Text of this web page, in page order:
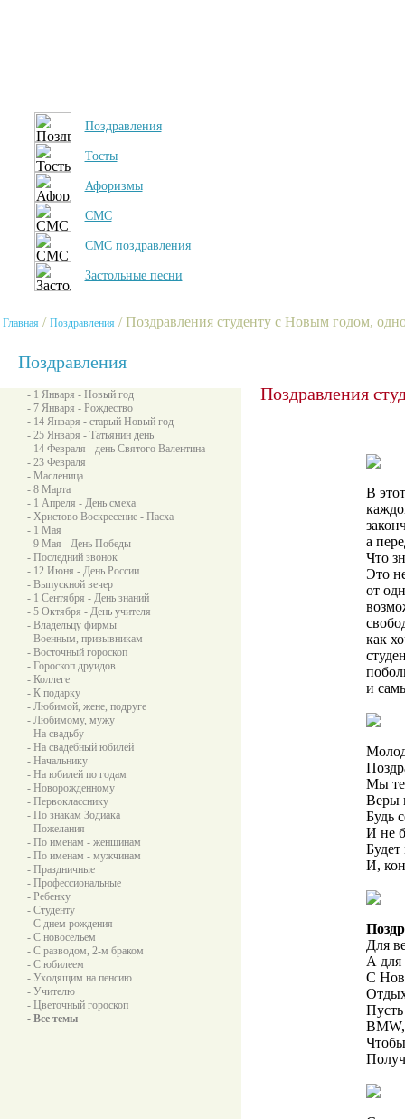
Поздравления
Тосты
Афоризмы
СМС
СМС поздравления
Застольные песни
Главная / Поздравления / Поздравления студенту с Новым годом,
Поздравления
- 1 Января - Новый год
- 7 Января - Рождество
- 14 Января - старый Новый год
- 25 Января - Татьянин день
- 14 Февраля - день Святого Валентина
- 23 Февраля
- Масленица
- 8 Марта
- 1 Апреля - День смеха
- Христово Воскресение - Пасха
- 1 Мая
- 9 Мая - День Победы
- Последний звонок
- 12 Июня - День России
- Выпускной вечер
- 1 Сентября - День знаний
- 5 Октября - День учителя
- Владельцу фирмы
- Военным, призывникам
- Восточный гороскоп
- Гороскоп друидов
- Коллеге
- К подарку
- Любимой, жене, подруге
- Любимому, мужу
- На свадьбу
- На свадебный юбилей
- Начальнику
- На юбилей по годам
- Новорожденному
- Первокласснику
- По знакам Зодиака
- Пожелания
- По именам - женщинам
- По именам - мужчинам
- Праздничные
- Профессиональные
- Ребенку
- Студенту
- С днем рождения
- С новосельем
- С разводом, 2-м браком
- С юбилеем
- Уходящим на пенсию
- Учителю
- Цветочный гороскоп
- Все темы
Поздравления
В
а
Что
Это
от
как
и
Мы
Веры
Будь
И не
И,
Для
А для
С